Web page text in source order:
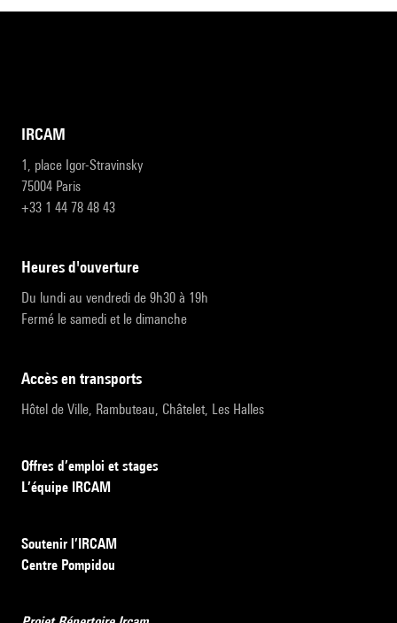
IRCAM
1, place Igor-Stravinsky
75004 Paris
+33 1 44 78 48 43
heures d'ouverture
Du lundi au vendredi de 9h30 à 19h
Fermé le samedi et le dimanche
accès en transports
Hôtel de Ville, Rambuteau, Châtelet, Les Halles
Offres d’emploi et stages
L’équipe IRCAM
Soutenir l’IRCAM
Centre Pompidou